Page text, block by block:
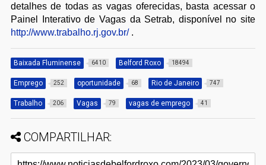
detalhes de todas as vagas oferecidas, basta acessar o
Painel Interativo de Vagas da Setrab, disponível no site
http://www.trabalho.rj.gov.br/.
Baixada Fluminense 6410 Belford Roxo 18494
Emprego 252 oportunidade 68 Rio de Janeiro 747
Trabalho 206 Vagas 79 vagas de emprego 41
COMPARTILHAR: